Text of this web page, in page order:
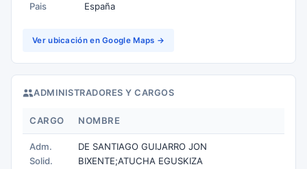
Pais España
Ver ubicación en Google Maps →
ADMINISTRADORES Y CARGOS
CARGO NOMBRE
Adm.
Solid.
DE SANTIAGO GUIJARRO JON
BIXENTE;ATUCHA EGUSKIZA